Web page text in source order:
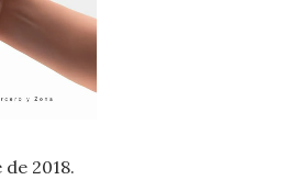
2018.